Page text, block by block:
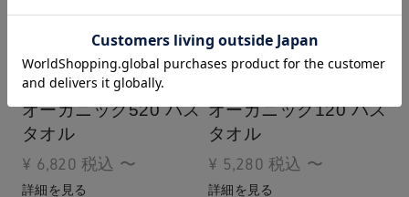
ふっくらやわらか、パ
イルがはずむ
オーガニック520 バス
タオル
¥ 6,820 税込 〜
詳細を見る
5年、10年と気持ちい
オーガニック120 バス
タオル
¥ 5,280 税込 〜
詳細を見る